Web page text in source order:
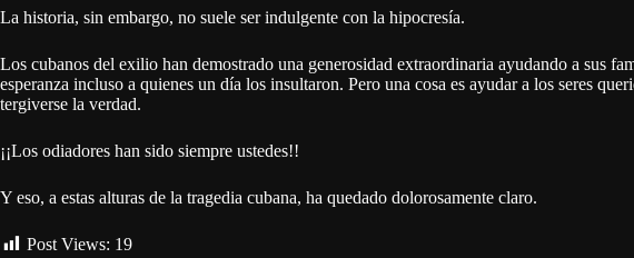
La historia, sin embargo, no suele ser indulgente con la hipocresía.
Los cubanos del exilio han demostrado una generosidad extraordinaria ayudando a sus
esperanza incluso a quienes un día los insultaron. Pero una cosa es ayudar a los seres
tergiverse la verdad.
¡¡Los odiadores han sido siempre ustedes!!
Y eso, a estas alturas de la tragedia cubana, ha quedado dolorosamente claro.
Post Views: 19